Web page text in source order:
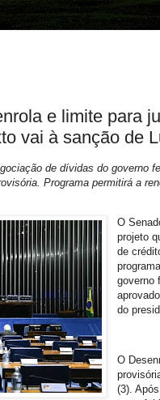
e limite para
vai à sanção de
de dívidas do governo
Programa permitirá a
O
projeto
de
governo
do
O
(3).